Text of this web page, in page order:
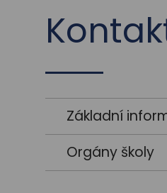
Základní
Orgány školy